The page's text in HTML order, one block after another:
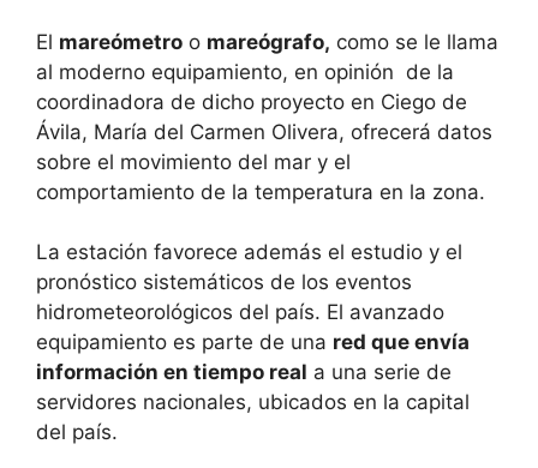
El mareómetro o mareógrafo, como se le llama
al moderno equipamiento, en opinión de la
coordinadora de dicho proyecto en Ciego de
Ávila, María del Carmen Olivera, ofrecerá datos
sobre el movimiento del mar y el
comportamiento de la temperatura en la zona.
La estación favorece además el estudio y el
pronóstico sistemáticos de los eventos
hidrometeorológicos del país. El avanzado
equipamiento es parte de una red que envía
información en tiempo real a una serie de
servidores nacionales, ubicados en la capital
del país.